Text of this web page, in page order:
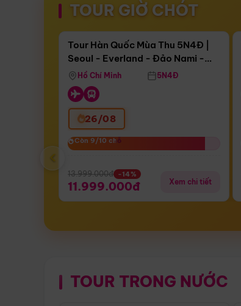
TOUR GIỜ CHÓT
Còn17 ngày 15:02:20
Bay Sun Phuquoc Airways
Điểm nổi bật
Tour Hàn Quốc Mùa Thu 5N4Đ |
Seoul - Everland - Đảo Nami -
Tháp Namsan (Bay Sun Phuquoc
Airways)
Hồ Chí Minh 5N4Đ
26/08
Còn 9/10 chỗ
Còn 9/10 chỗ
13.999.000đ -14%
11.999.000đ Xem chi tiết
‹
TOUR TRONG NƯỚC
Điểm nổi bật